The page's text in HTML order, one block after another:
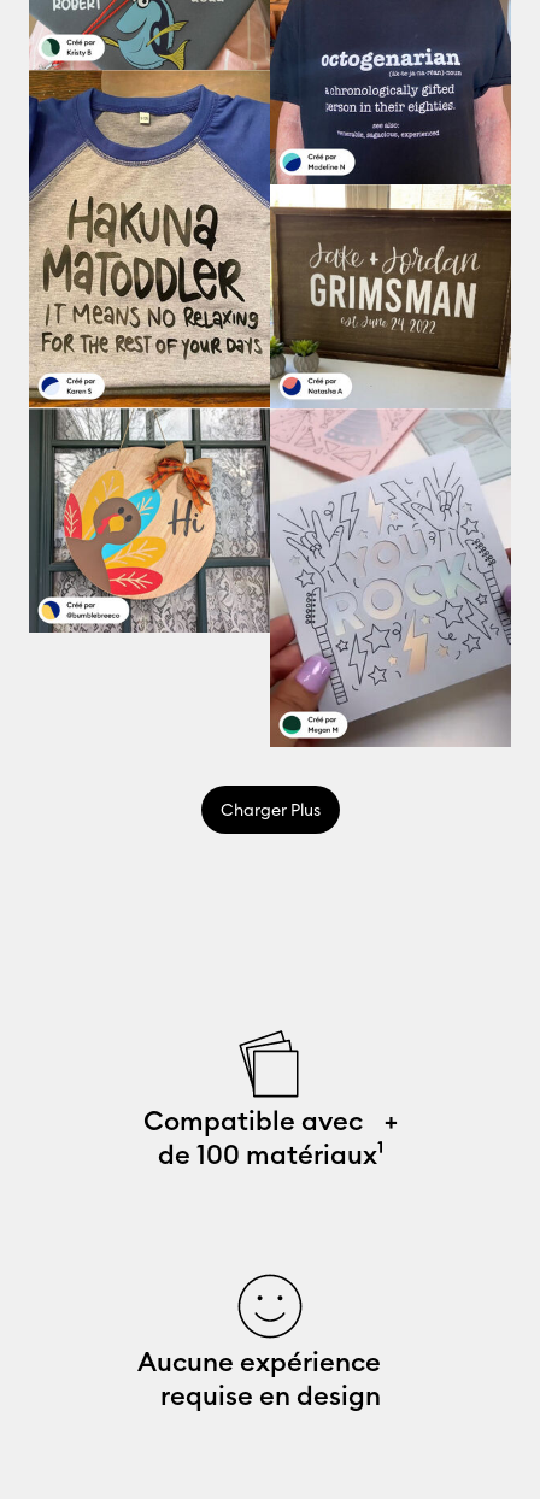
Charger Plus
Compatible avec +
de 100 matériaux¹
Aucune expérience
requise en design